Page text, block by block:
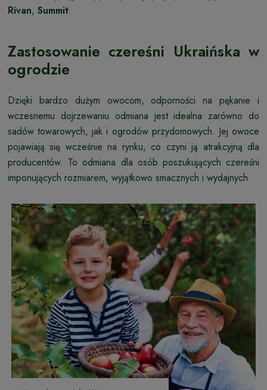
Rivan, Summit.
Zastosowanie czereśni Ukraińska w
ogrodzie
Dzięki bardzo dużym owocom, odporności na pękanie i
wczesnemu dojrzewaniu odmiana jest idealna zarówno do
sadów towarowych, jak i ogrodów przydomowych. Jej owoce
pojawiają się wcześnie na rynku, co czyni ją atrakcyjną dla
producentów. To odmiana dla osób poszukujących czereśni
imponujących rozmiarem, wyjątkowo smacznych i wydajnych.